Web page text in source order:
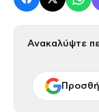
Ανακαλύψτε